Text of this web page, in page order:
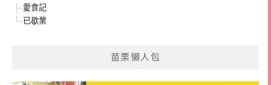
愛食記
已歇業
苗栗懶人包